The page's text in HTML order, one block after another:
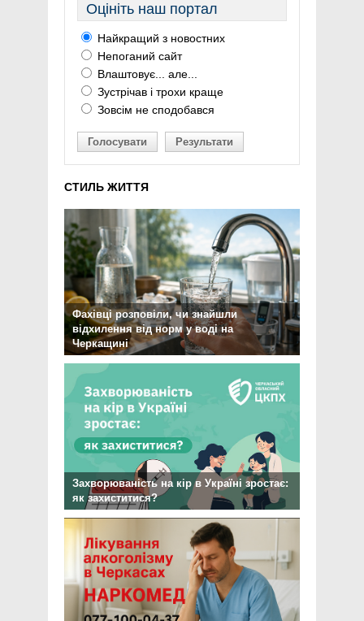
Оцініть наш портал
Найкращий з новостних
Непоганий сайт
Влаштовує... але...
Зустрічав і трохи краще
Зовсім не сподобався
Голосувати Результати
СТИЛЬ ЖИТТЯ
Фахівці розповіли, чи знайшли
відхилення від норм у воді на
Черкащині
Захворюваність на кір в Україні зростає:
як захиститися?